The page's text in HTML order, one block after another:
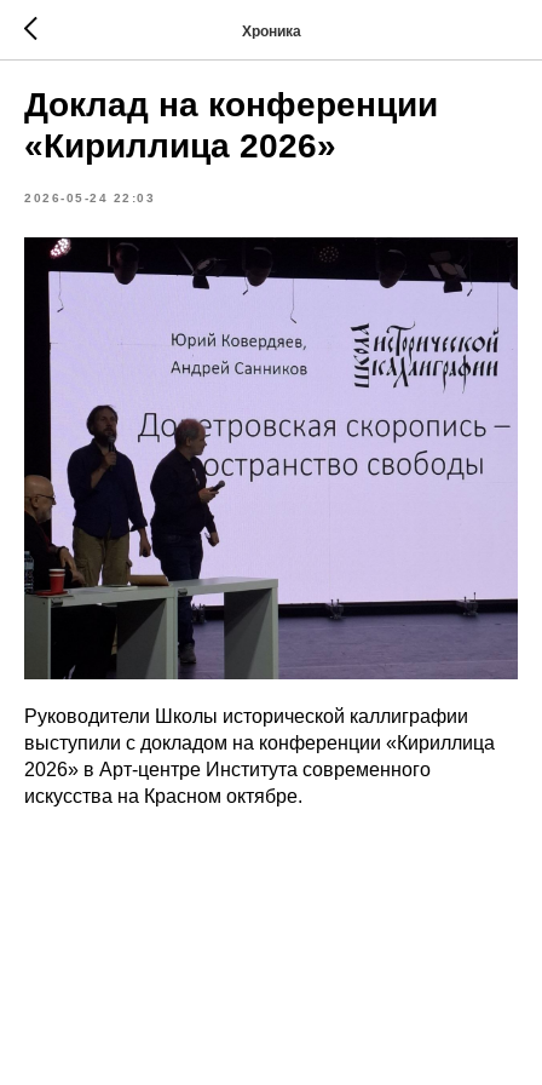
Хроника
Доклад на конференции
«Кириллица 2026»
2026-05-24 22:03
Руководители Школы исторической каллиграфии
выступили с докладом на конференции «Кириллица
2026» в Арт-центре Института современного
искусства на Красном октябре.